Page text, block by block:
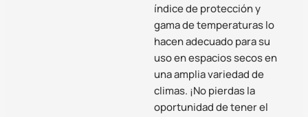
índice de protección y
gama de temperaturas lo
hacen adecuado para su
uso en espacios secos en
una amplia variedad de
climas. ¡No pierdas la
oportunidad de tener el